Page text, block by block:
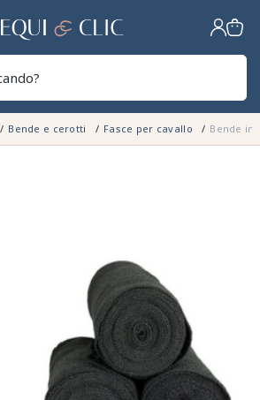
Casa
Bende e cerotti Fasce per cavallo Bende in